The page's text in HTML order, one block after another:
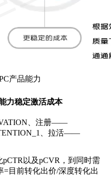
产品能力
力稳定激活成本
、注册——
、拉活——
以及pCVR，到同时需
=目前转化出价/深度转化出